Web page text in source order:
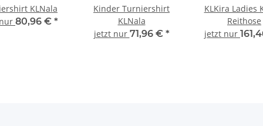
KLNala
80,96 € *
Kinder Turniershirt
KLNala
jetzt nur 71,96 € *
KLKira Ladies
Reithose
jetzt nur